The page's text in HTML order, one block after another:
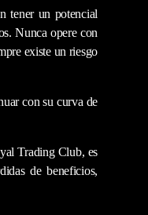
tener un potencial
Nunca opere con
existe un riesgo
con su curva de
Trading Club, es
de beneficios,